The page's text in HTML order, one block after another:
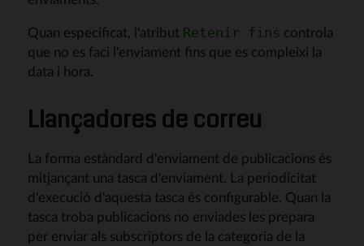
Quan especificat, l'atribut Retenir fins controla
que no es faci l'enviament fins que es compleixi la
data i hora.
Llançadores de correu
La forma estàndard d'enviament de publicacions és
mitjançant una tasca d'enviament. La periodicitat
d'execució d'aquesta tasca és configurable. Quan la
tasca troba publicacions no enviades les prepara
per enviar als subscriptors de la categoria de la